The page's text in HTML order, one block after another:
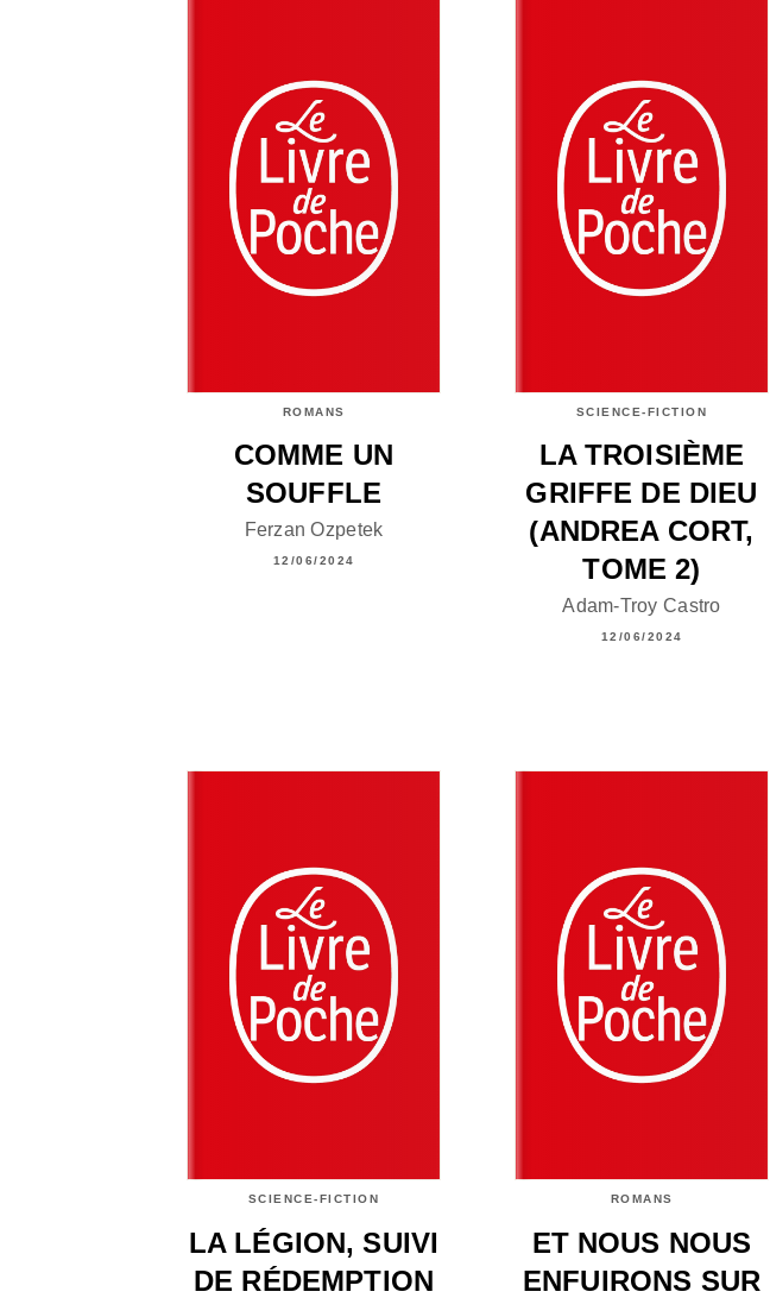
ROMANS
COMME UN
SOUFFLE
Ferzan Ozpetek
12/06/2024
SCIENCE-FICTION
LA TROISIÈME
GRIFFE DE DIEU
(ANDREA CORT,
TOME 2)
Adam-Troy Castro
12/06/2024
SCIENCE-FICTION
LA LÉGION, SUIVI
DE RÉDEMPTION
ROMANS
ET NOUS NOUS
ENFUIRONS SUR